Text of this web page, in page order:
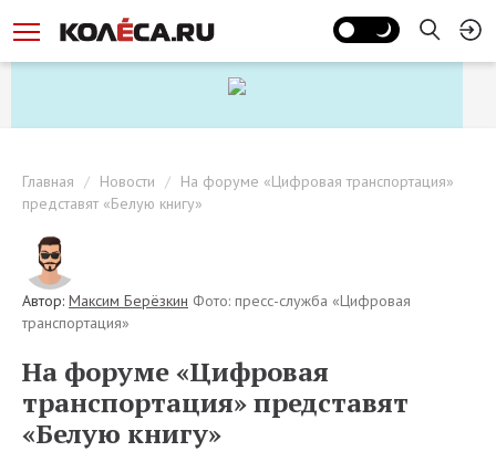
Главная Новости
На форуме «Цифровая транспортация»
представят «Белую книгу»
Автор: Максим Берёзкин Фото: пресс-служба «Цифровая
транспортация»
На форуме «Цифровая
транспортация» представят
«Белую книгу»